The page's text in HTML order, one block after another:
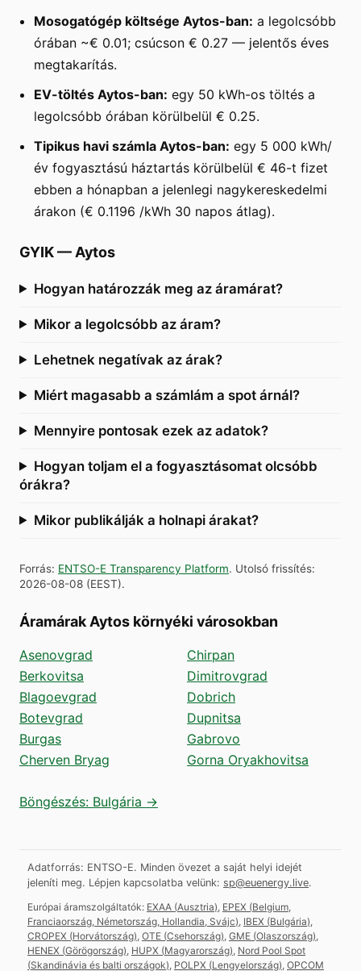
Mosogatógép költsége Aytos-ban: a legolcsóbb
órában ~€ 0.01; csúcson € 0.27 — jelentős éves
megtakarítás.
EV-töltés Aytos-ban: egy 50 kWh-os töltés a
legolcsóbb órában körülbelül € 0.25.
Tipikus havi számla Aytos-ban: egy 5 000 kWh/
év fogyasztású háztartás körülbelül € 46-t fizet
ebben a hónapban a jelenlegi nagykereskedelmi
árakon (€ 0.1196 /kWh 30 napos átlag).
GYIK— Aytos
Hogyan határozzák meg az áramárat?
Mikor a legolcsóbb az áram?
Lehetnek negatívak az árak?
Miért magasabb a számlám a spot árnál?
Mennyire pontosak ezek az adatok?
Hogyan toljam el a fogyasztásomat olcsóbb
órákra?
Mikor publikálják a holnapi árakat?
Forrás: ENTSO-E Transparency Platform. Utolsó frissítés:
2026-08-08 (EEST).
Áramárak Aytos környéki városokban
Asenovgrad
Berkovitsa
Blagoevgrad
Botevgrad
Burgas
Cherven Bryag
Chirpan
Dimitrovgrad
Dobrich
Dupnitsa
Gabrovo
Gorna Oryakhovitsa
Böngészés: Bulgária →
Adatforrás: ENTSO-E. Minden övezet a saját helyi idejét
jeleníti meg. Lépjen kapcsolatba velünk: sp@euenergy.live.
Európai áramszolgáltatók: EXAA (Ausztria) EPEX (Belgium,
Franciaország, Németország, Hollandia, Svájc) IBEX (Bulgária)
CROPEX (Horvátország) OTE (Csehország) GME (Olaszország)
HENEX (Görögország) HUPX (Magyarország) Nord Pool Spot
(Skandinávia és balti országok) POLPX (Lengyelország) OPCOM